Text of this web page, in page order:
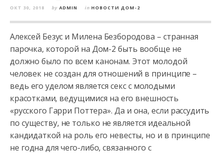
ОКТ 30, 2018 by ADMIN in НОВОСТИ ДОМ-2
Алексей Безус и Милена Безбородова – странная
парочка, которой на Дом-2 быть вообще не
должно было по всем канонам. Этот молодой
человек не создан для отношений в принципе –
ведь его уделом является секс с молодыми
красотками, ведущимися на его внешность
«русского Гарри Поттера». Да и она, если рассудить
по существу, не только не является идеальной
кандидаткой на роль его невесты, но и в принципе
не годна для чего-либо, связанного с